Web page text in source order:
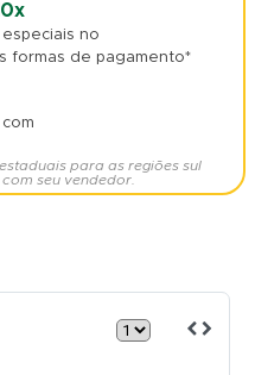
no
formas de pagamento*
para as regiões sul
seu vendedor.